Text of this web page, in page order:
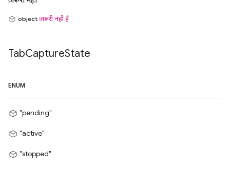
objectज़रूरी नहीं है
TabCaptureState
ENUM
"pending"
"active"
"stopped"